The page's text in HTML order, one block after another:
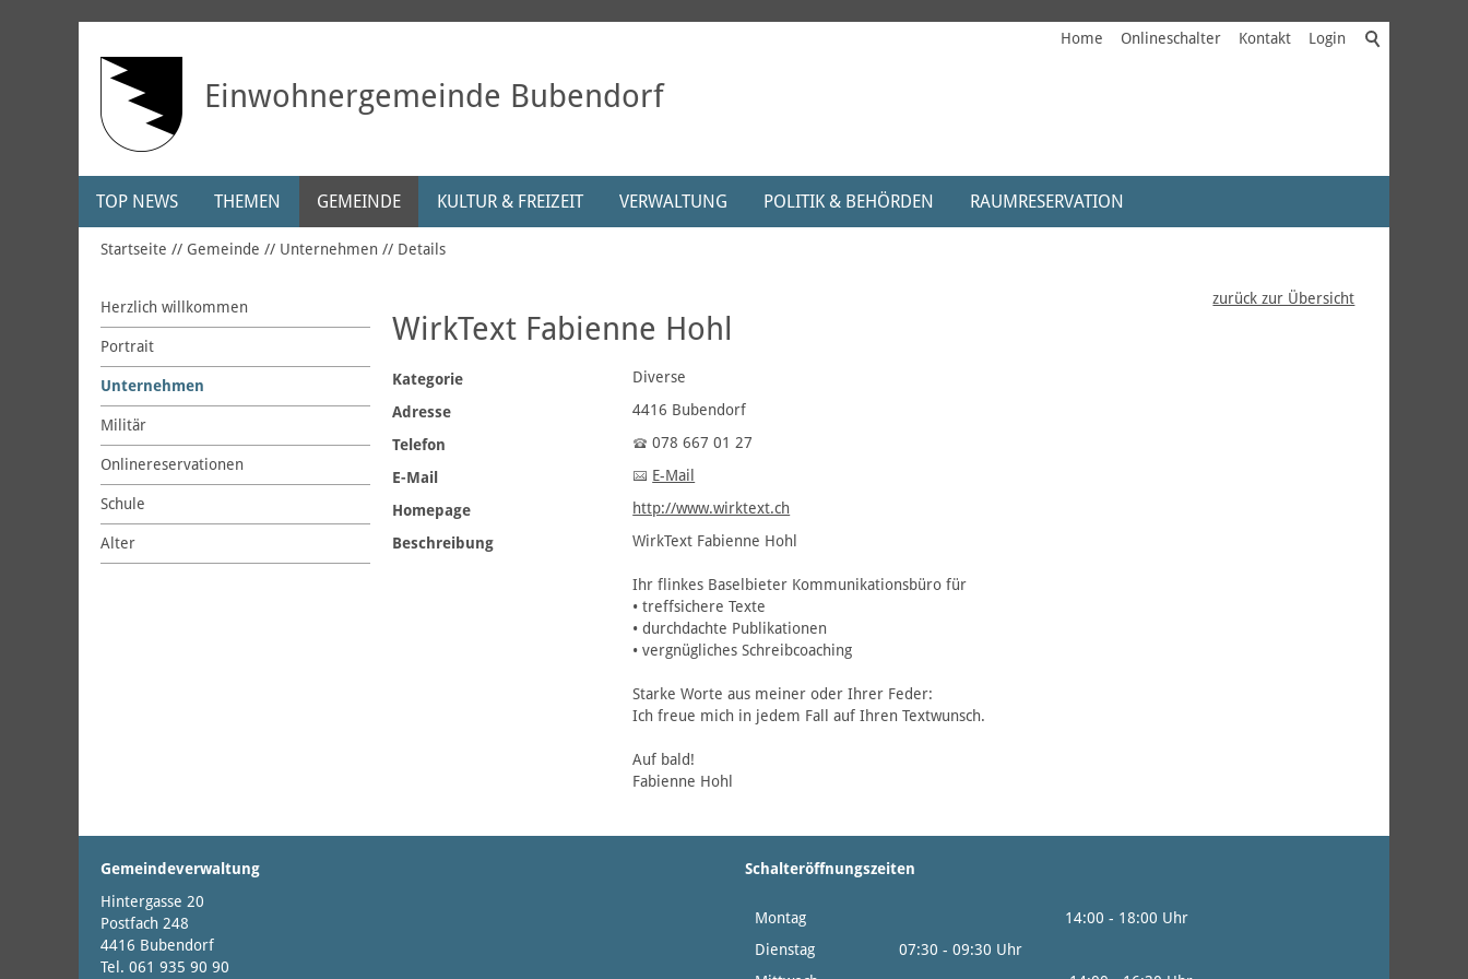
Einwohnergemeinde Bubendorf
Home Onlineschalter Kontakt Login
TOP NEWS THEMEN GEMEINDE KULTUR & FREIZEIT VERWALTUNG POLITIK & BEHÖRDEN RAUMRESERVATION
Startseite Gemeinde Unternehmen Details
Herzlich willkommen
Portrait
Unternehmen
Militär
Onlinereservationen
Schule
Alter
zurück zur Übersicht
WirkText Fabienne Hohl
Kategorie
Diverse
Adresse
4416 Bubendorf
Telefon
078 667 01 27
E-Mail
E-Mail
Homepage
http://www.wirktext.ch
Beschreibung
WirkText Fabienne Hohl
Ihr flinkes Baselbieter Kommunikationsbüro für
• treffsichere Texte
• durchdachte Publikationen
• vergnügliches Schreibcoaching
Starke Worte aus meiner oder Ihrer Feder:
Ich freue mich in jedem Fall auf Ihren Textwunsch.
Auf bald!
Fabienne Hohl
Gemeindeverwaltung
Hintergasse 20
Postfach 248
4416 Bubendorf
Tel. 061 935 90 90
Schalteröffnungszeiten
Montag
14:00 - 18:00 Uhr
Dienstag
07:30 - 09:30 Uhr